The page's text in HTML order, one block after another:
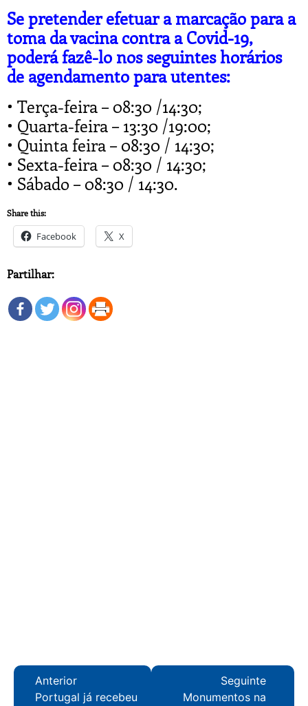
Se pretender efetuar a marcação para a
toma da vacina contra a Covid-19,
poderá fazê-lo nos seguintes horários
de agendamento para utentes:
• Terça-feira – 08:30 /14:30;
• Quarta-feira – 13:30 /19:00;
• Quinta feira – 08:30 / 14:30;
• Sexta-feira – 08:30 / 14:30;
• Sábado – 08:30 / 14:30.
Share this:
Facebook X
Partilhar:
Anterior
Portugal já recebeu
Seguinte
Monumentos na